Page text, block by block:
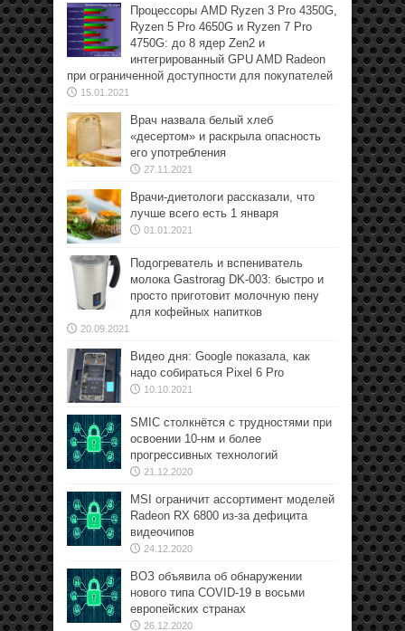
Процессоры AMD Ryzen 3 Pro 4350G,
Ryzen 5 Pro 4650G и Ryzen 7 Pro
4750G: до 8 ядер Zen2 и
интегрированный GPU AMD Radeon
при ограниченной доступности для покупателей
15.01.2021
Врач назвала белый хлеб
«десертом» и раскрыла опасность
его употребления
27.11.2021
Врачи-диетологи рассказали, что
лучше всего есть 1 января
01.01.2021
Подогреватель и вспениватель
молока Gastrorag DK-003: быстро и
просто приготовит молочную пену
для кофейных напитков
20.09.2021
Видео дня: Google показала, как
надо собираться Pixel 6 Pro
10.10.2021
SMIC столкнётся с трудностями при
освоении 10-нм и более
прогрессивных технологий
21.12.2020
MSI ограничит ассортимент моделей
Radeon RX 6800 из-за дефицита
видеочипов
24.12.2020
ВОЗ объявила об обнаружении
нового типа COVID-19 в восьми
европейских странах
26.12.2020